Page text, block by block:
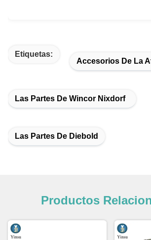
Etiquetas:
Accesorios De La
Las Partes De Wincor Nixdorf
Las Partes De Diebold
Productos